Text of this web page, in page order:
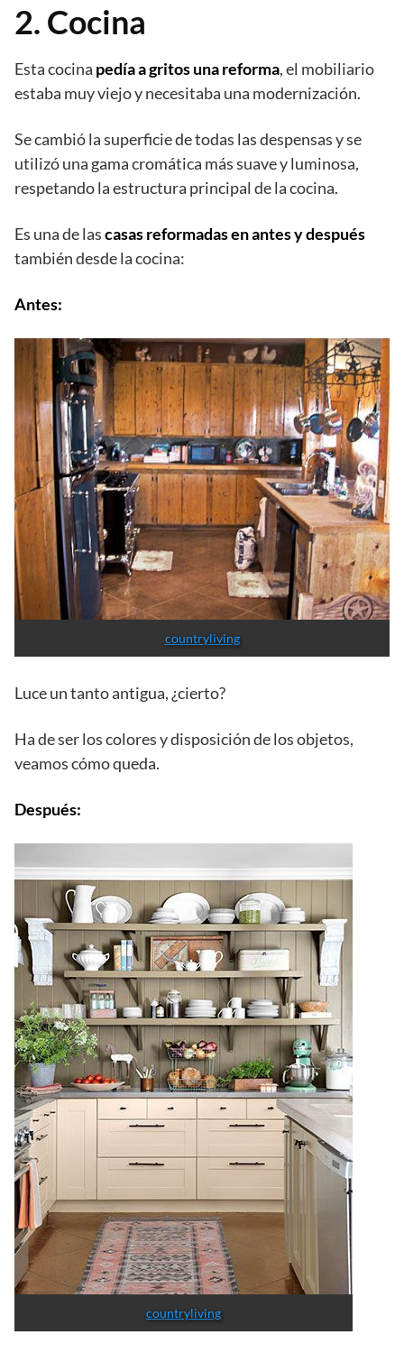
2. Cocina
Esta cocina pedía a gritos una reforma, el mobiliario
estaba muy viejo y necesitaba una modernización.
Se cambió la superficie de todas las despensas y se
utilizó una gama cromática más suave y luminosa,
respetando la estructura principal de la cocina.
Es una de lascasas reformadas en antes y después
también desde la cocina:
Antes:
countryliving
Luce un tanto antigua, ¿cierto?
Ha de ser los colores y disposición de los objetos,
veamos cómo queda.
Después:
countryliving